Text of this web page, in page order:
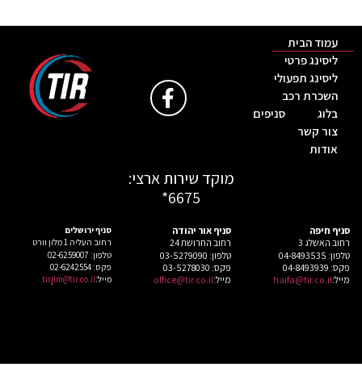
עמוד הבית
ליסינג פרטי
ליסינג תפעולי
השכרת רכב
בלוג
סניפים
צור קשר
אודות
מוקד‭ ‬שירות‭ ‬ארצי‭:‬
6675‭‬*
סניף‭ ‬חיפה
רחוב‭ ‬האשלג ‭ ‬3
טלפון: ‬04-8493535
פקס: ‭‬04-8493939
מייל:‬haifa@tir.co.il
סניף‭ ‬אור יהודה
רחוב‭ ‬החרושת 24
טלפון: ‬03-5279090
פקס: 03-5278030
‬מייל:office@tir.co.il
סניף‭ ‬ירושלים
רחוב העליה 1 מלון וורט
טלפון: ‭02-6259007
פקס: 02-6242554
מייל:‬tirjlm@tir.co.il